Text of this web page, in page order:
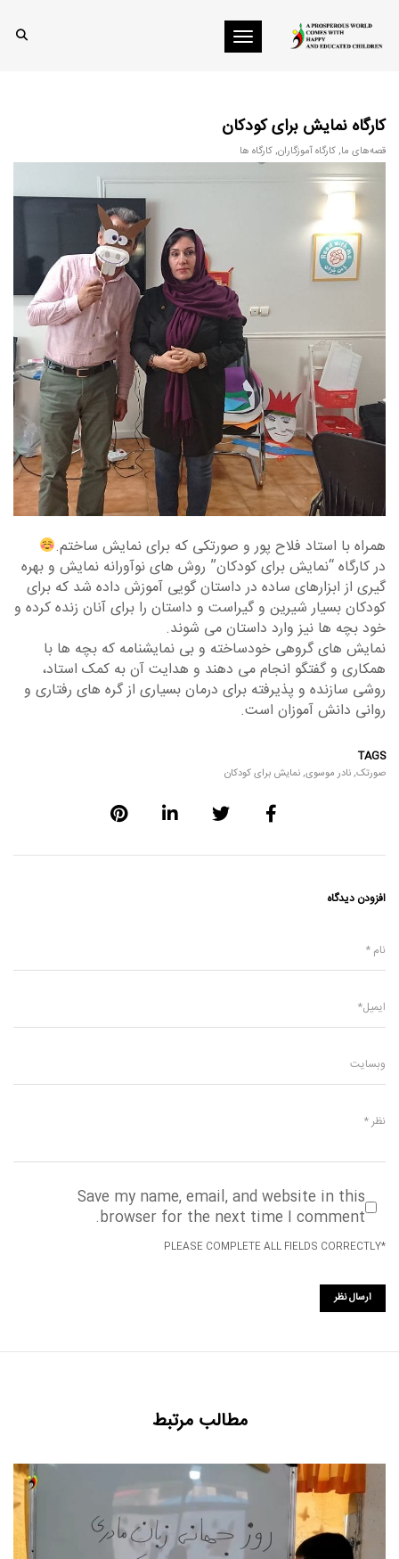
Toggle navigation
کارگاه نمایش برای کودکان
قصه‌های ما,کارگاه آموزگاران,کارگاه ها
همراه با استاد فلاح پور و صورتکی که برای نمایش ساختم.
در کارگاه “نمایش برای کودکان” روش های نوآورانه نمایش و بهره
گیری از ابزارهای ساده در داستان گویی آموزش داده شد که برای
کودکان بسیار شیرین و گیراست و داستان را برای آنان زنده کرده و
خود بچه ها نیز وارد داستان می شوند.
نمایش های گروهی خودساخته و بی نمایشنامه که بچه ها با
همکاری و گفتگو انجام می دهند و هدایت آن به کمک استاد،
روشی سازنده و پذیرفته برای درمان بسیاری از گره های رفتاری و
روانی دانش آموزان است.
TAGS
صورتک,نادر موسوی,نمایش برای کودکان
افزودن دیدگاه
Save my name, email, and website in this
browser for the next time I comment.
*PLEASE COMPLETE ALL FIELDS CORRECTLY
مطالب مرتبط